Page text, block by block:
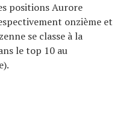
positions Aurore
onzième et
se classe à la
le top 10 au